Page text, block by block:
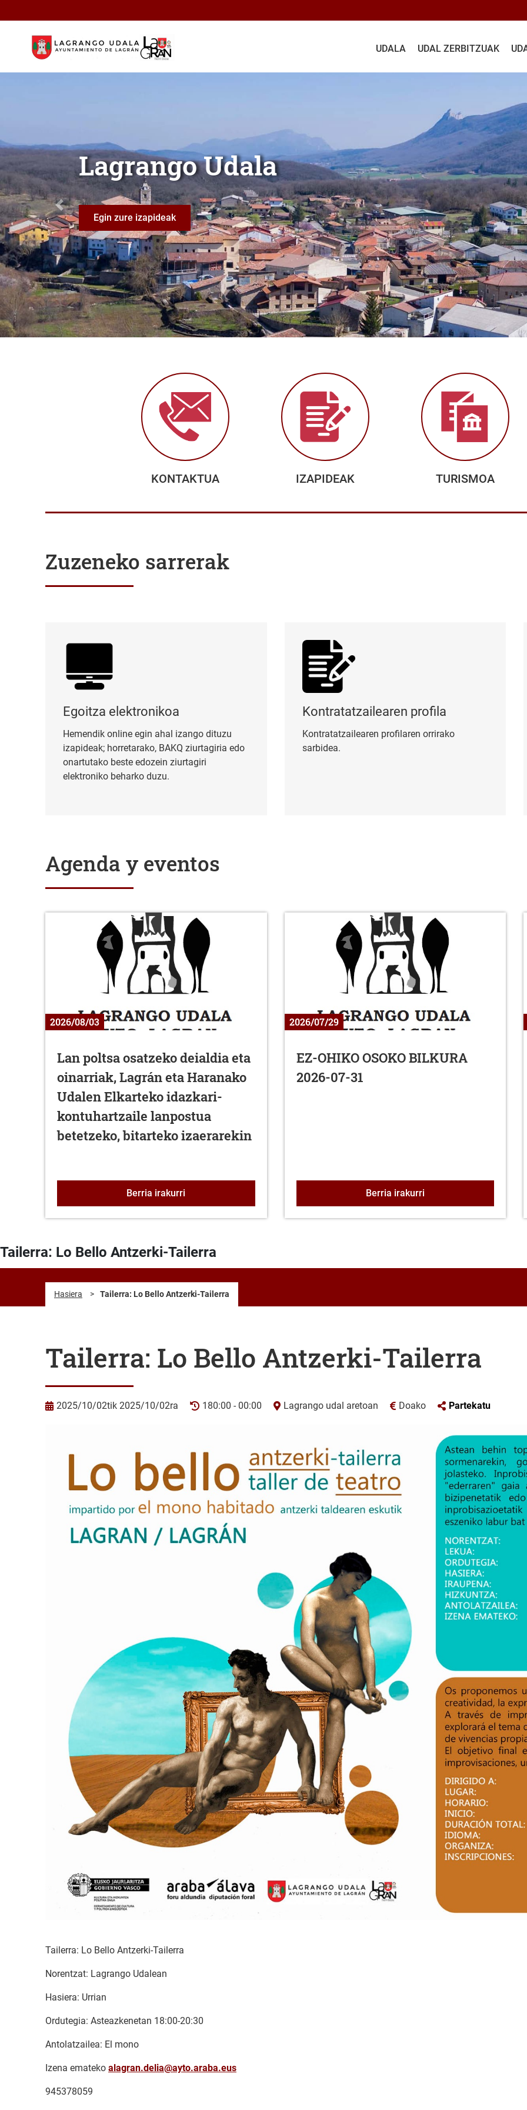
UDALA UDAL ZERBITZUAK
Lagran
Lagran
Anterior
KONTAKTUA IZAPIDEAK TURISMOA
Zuzeneko sarrerak
Egoitza elektronikoa
Hemendik online egin ahal izango dituzu
izapideak; horretarako, BAKQ ziurtagiria edo
onartutako beste edozein ziurtagiri
elektroniko beharko duzu.
Kontratatzailearen profila
Kontratatzailearen profilaren orrirako
sarbidea.
Agenda y eventos
2026/08/03
Lan poltsa osatzeko deialdia eta
oinarriak, Lagrán eta Haranako
Udalen Elkarteko idazkari-
kontuhartzaile lanpostua
betetzeko, bitarteko izaerarekin
Berria irakurri Lan poltsa osatzeko deialdia eta oinarriak, Lagrán eta Haranako Udalen
2026/07/29
EZ-OHIKO OSOKO BILKURA
2026-07-31
Berria irakurriEZ-OHIKO OSOKO
Tailerra: Lo Bello Antzerki-Tailerra
Hasiera > Tailerra: Lo Bello Antzerki-Tailerra
Tailerra: Lo Bello Antzerki-Tailerra
2025/10/02tik 2025/10/02ra 180:00 - 00:00 Lagrango udal aretoan Doako Partekatu
Tailerra: Lo Bello Antzerki-Tailerra
Norentzat: Lagrango Udalean
Hasiera: Urrian
Ordutegia: Asteazkenetan 18:00-20:30
Antolatzailea: El mono
Izena emateko alagran.delia@ayto.araba.eus
945378059